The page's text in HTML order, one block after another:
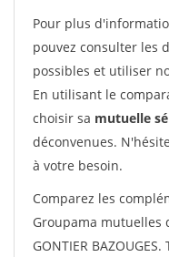
Pour plus
pouvez consulter les
possibles et utiliser
En utilisant le
choisir sa mutuelle
déconvenues.
à votre besoin.
Comparez les
Groupama mutuelles
GONTIER